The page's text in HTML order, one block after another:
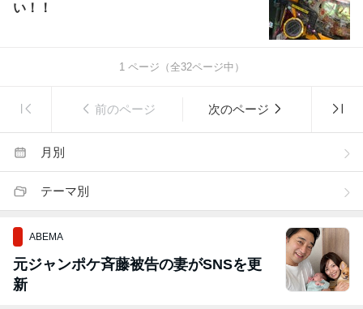
い！！
1ページ（全32ページ中）
前のページ 次のページ
月別
テーマ別
ABEMA
元ジャンポケ斉藤被告の妻がSNSを更
新